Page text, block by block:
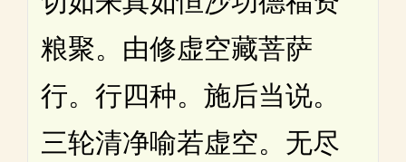
粮聚。由修虚空藏菩萨
行。行四种。施后当说。
三轮清净喻若虚空。无尽